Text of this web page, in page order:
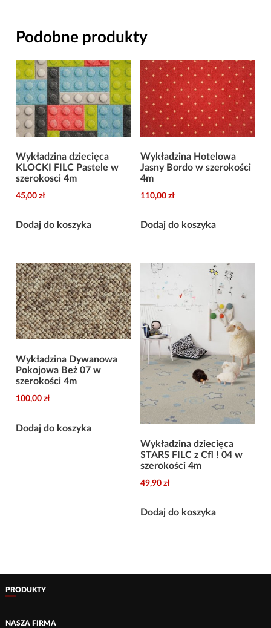
Podobne produkty
Wykładzina dziecięca
KLOCKI FILC Pastele w
szerokosci 4m
45,00 zł
Dodaj do koszyka
Wykładzina Hotelowa
Jasny Bordo w szerokości
4m
110,00 zł
Dodaj do koszyka
Wykładzina Dywanowa
Pokojowa Beż 07 w
szerokości 4m
100,00 zł
Dodaj do koszyka
Wykładzina dziecięca
STARS FILC z Cfl ! 04 w
szerokości 4m
49,90 zł
Dodaj do koszyka
PRODUKTY
NASZA FIRMA